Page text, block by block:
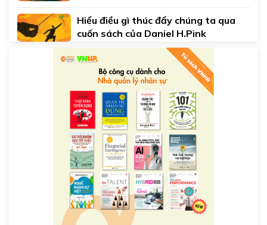
Hiểu điều gì thúc đẩy chúng ta qua
cuốn sách của Daniel H.Pink